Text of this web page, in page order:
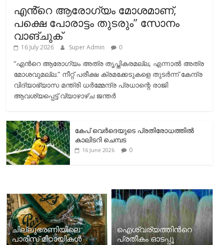
എൻ്റെ ആരോഗ്യം മോശമാണ്,
പക്ഷെ പോരാട്ടം തുടരും” സോനം
വാങ്ചുക്
16 July 2026 Super Admin 0
“എന്‍റെ ആരോഗ്യം അത്ര തൃപ്തികരമല്ല, എന്നാൽ അത്ര
മോശവുമല്ല.” നീറ്റ് പരീക്ഷ ക്രമക്കേടുകളെ തുടർന്ന് കേന്ദ്ര
വിദ്യാഭ്യാസ മന്ത്രി ധർമ്മേന്ദ്ര പ്രധാന്റെ രാജി
ആവശ്യപ്പെട്ട് വ്യാഴാഴ്ച ജന്തർ
കേപ് വെര്‍ദെയുടെ പ്രതിരോധത്തില്‍
കാലിടറി ചെമ്പട
16 June 2026 0
ചില്ലുഭരണിയിലെ
പാരീസ് മിഠായികള്‍
ഐശ്വര്യത്തിന്‍റെ
പ്രതീകം ഓടപ്പൂ